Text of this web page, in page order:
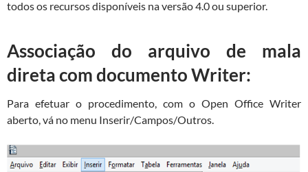
todos os recursos disponíveis na versão 4.0 ou superior.
Associação do arquivo de mala
direta com documento Writer:
Para efetuar o procedimento, com o Open Office Writer
aberto, vá no menu Inserir/Campos/Outros.